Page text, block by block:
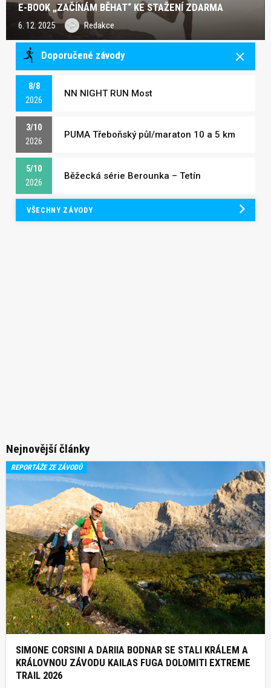
E-BOOK „ZAČÍNÁM BĚHAT“ KE STAŽENÍ ZDARMA
6. 12. 2025 Redakce
Doporučené závody
8/8
2026
NN NIGHT RUN Most
3/10
2026
PUMA Třeboňský půl/maraton 10 a 5 km
5/10
2026
Běžecká série Berounka – Tetín
VŠECHNY ZÁVODY
Nejnovější články
REPORTÁŽE ZE ZÁVODŮ
SIMONE CORSINI A DARIIA BODNAR SE STALI KRÁLEM A
KRÁLOVNOU ZÁVODU KAILAS FUGA DOLOMITI EXTREME
TRAIL 2026